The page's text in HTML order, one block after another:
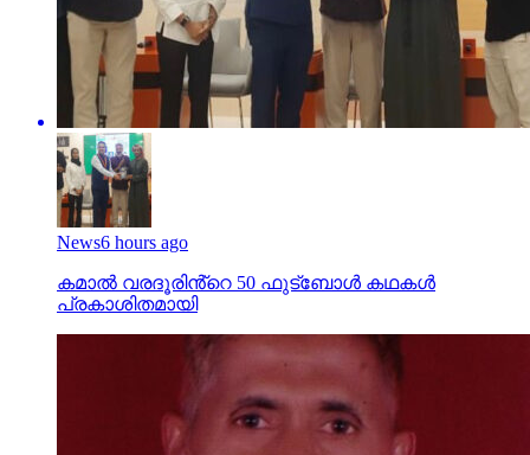
News6 hours ago
കമാൽ വരദൂരിൻ്റെ 50 ഫുട്ബോൾ കഥകൾ
പ്രകാശിതമായി